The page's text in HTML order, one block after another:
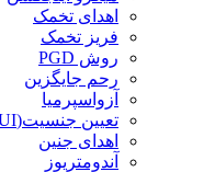
اهدای تخمک
فریز تخمک
روش PGD
رحم جایگزین
آزواسپرمیا
تعیین جنسیت(IVF-IUI)
اهدای جنین
آندومتریوز